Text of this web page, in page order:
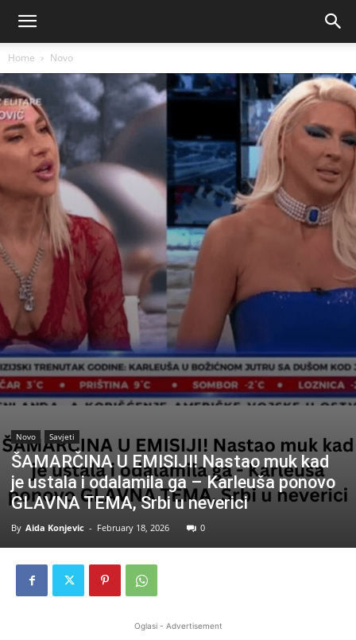
Home Novo
Novo Savjeti
ŠAMARČINA U EMISIJI! Nastao muk kad
je ustala i odalamila ga – Karleuša ponovo
GLAVNA TEMA, Srbi u neverici
By Aida Konjevic - February 18, 2026 0
Oglasi - Advertisement